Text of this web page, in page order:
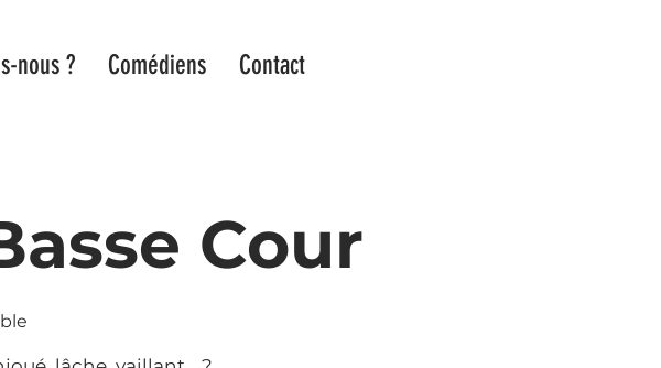
nous ? Comédiens Contact
Cour